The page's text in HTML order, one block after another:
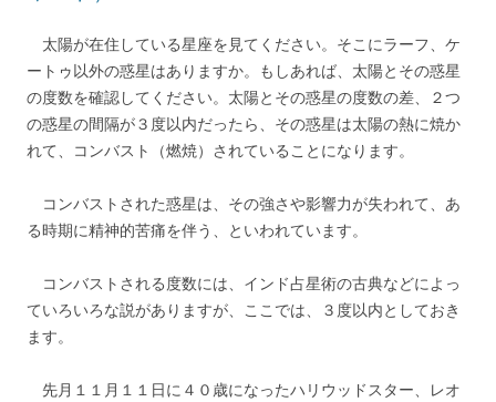
太陽が在住している星座を見てください。そこにラーフ、ケ
ートゥ以外の惑星はありますか。もしあれば、太陽とその惑星
の度数を確認してください。太陽とその惑星の度数の差、２つ
の惑星の間隔が３度以内だったら、その惑星は太陽の熱に焼か
れて、コンバスト（燃焼）されていることになります。
コンバストされた惑星は、その強さや影響力が失われて、あ
る時期に精神的苦痛を伴う、といわれています。
コンバストされる度数には、インド占星術の古典などによっ
ていろいろな説がありますが、ここでは、３度以内としておき
ます。
先月１１月１１日に４０歳になったハリウッドスター、レオ